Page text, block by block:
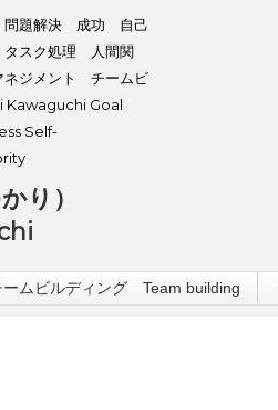
問題解決 成功 自己
スク処理 人間関
ジメント チームビ
Kawaguchi Goal
Self-
り）
ームビルディング Team building